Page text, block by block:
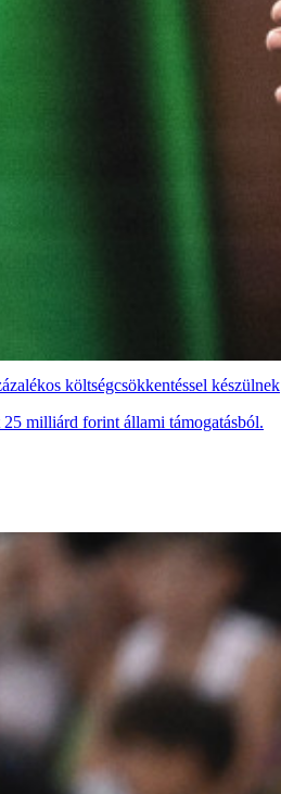
költségcsökkentéssel készülnek
milliárd forint állami támogatásból.